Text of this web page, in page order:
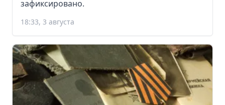
зафиксировано.
18:33, 3 августа